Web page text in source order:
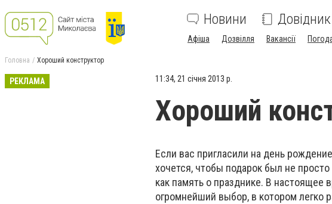
Новини Довідник
Афіша Дозвілля Вакансії
Головна Хороший конструктор
РЕКЛАМА 11:34, 21 січня 2013 р.
Хороший
Если вас пригласили на день
хочется, чтобы подарок был не
как память о празднике. В настоящее
огромнейший выбор, в котором легко